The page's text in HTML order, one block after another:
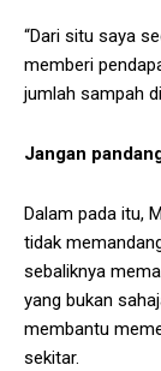
“Dari situ saya
memberi
jumlah sampah
Jangan
Dalam pada itu,
tidak
sebaliknya
yang bukan
membantu
sekitar.